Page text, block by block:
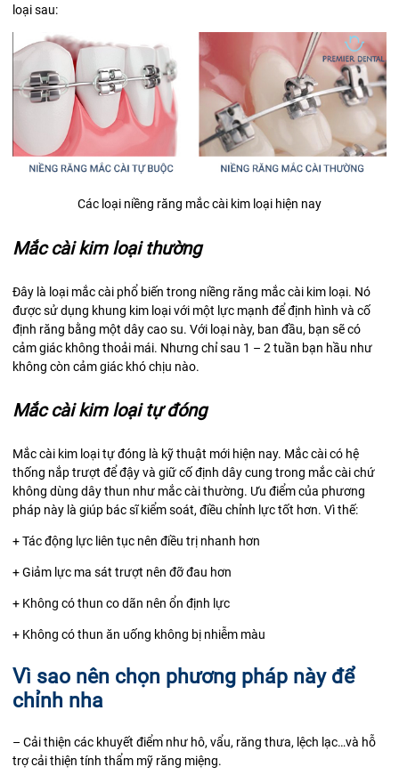
loại sau:
Các loại niềng răng mắc cài kim loại hiện nay
Mắc cài kim loại thường
Đây là loại mắc cài phổ biến trong niềng răng mắc cài kim loại. Nó
được sử dụng khung kim loại với một lực mạnh để định hình và cố
định răng bằng một dây cao su. Với loại này, ban đầu, bạn sẽ có
cảm giác không thoải mái. Nhưng chỉ sau 1 – 2 tuần bạn hầu như
không còn cảm giác khó chịu nào.
Mắc cài kim loại tự đóng
Mắc cài kim loại tự đóng là kỹ thuật mới hiện nay. Mắc cài có hệ
thống nắp trượt để đậy và giữ cố định dây cung trong mắc cài chứ
không dùng dây thun như mắc cài thường. Ưu điểm của phương
pháp này là giúp bác sĩ kiểm soát, điều chỉnh lực tốt hơn. Vì thế:
+ Tác động lực liên tục nên điều trị nhanh hơn
+ Giảm lực ma sát trượt nên đỡ đau hơn
+ Không có thun co dãn nên ổn định lực
+ Không có thun ăn uống không bị nhiễm màu
Vì sao nên chọn phương pháp này để
chỉnh nha
– Cải thiện các khuyết điểm như hô, vẩu, răng thưa, lệch lạc…và hỗ
trợ cải thiện tính thẩm mỹ răng miệng.